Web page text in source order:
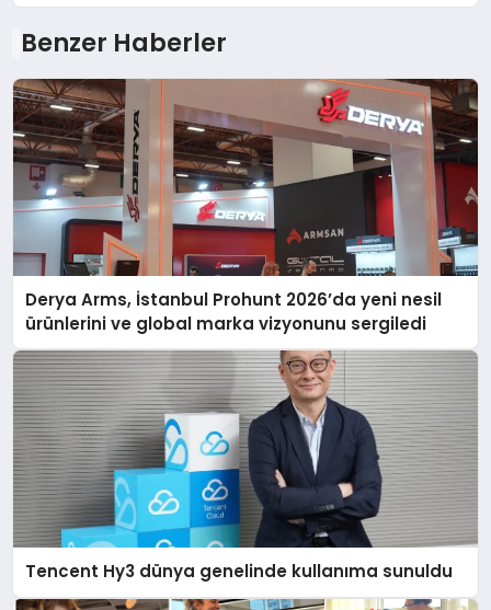
Benzer Haberler
Derya Arms, İstanbul Prohunt 2026’da yeni nesil
ürünlerini ve global marka vizyonunu sergiledi
Tencent Hy3 dünya genelinde kullanıma sunuldu